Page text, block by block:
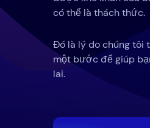
có thể là thách thức.
Đó là lý do chúng tôi
một bước để giúp
lai.